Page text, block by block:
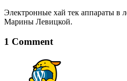
Электронные хай тек аппараты в
Марины Левицкой.
1 Comment